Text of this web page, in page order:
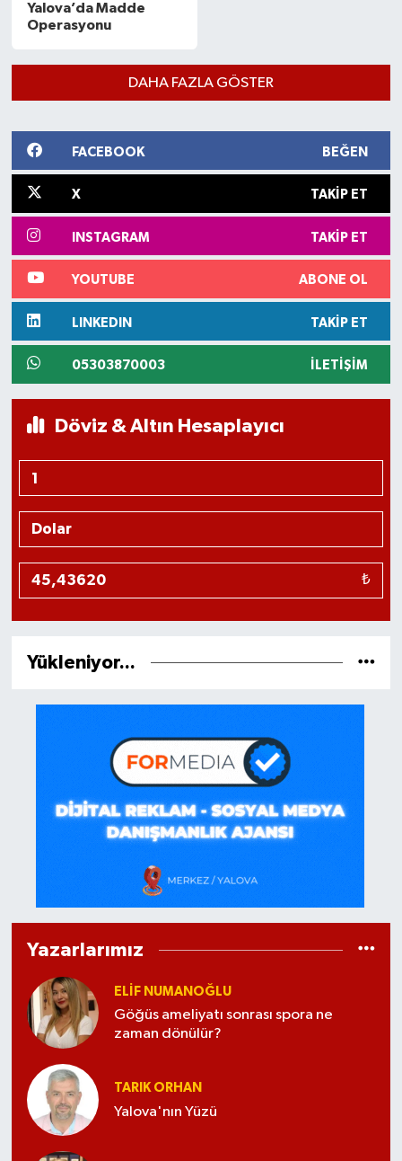
Yalova’da Madde
Operasyonu
DAHA FAZLA GÖSTER
FACEBOOK BEĞEN
X TAKIP ET
INSTAGRAM TAKIP ET
YOUTUBE ABONE OL
LINKEDIN TAKIP ET
05303870003 İLETIŞIM
Döviz & Altın Hesaplayıcı
₺
Yükleniyor...
Yazarlarımız
ELİF NUMANOĞLU
Göğüs ameliyatı sonrası spora ne
zaman dönülür?
TARIK ORHAN
Yalova'nın Yüzü